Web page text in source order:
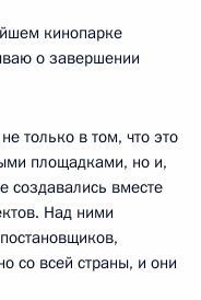
кинопарке
о завершении
только в том, что это
площадками, но и,
создавались вместе
Над ними
со всей страны, и они